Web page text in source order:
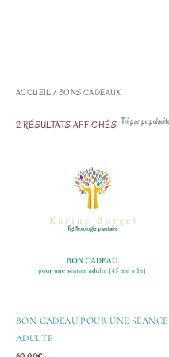
ACCUEIL / BONS CADEAUX
2 RÉSULTATS AFFICHÉS
TRIÉ
PAR
BON CADEAU POUR UNE SÉANCE
ADULTE